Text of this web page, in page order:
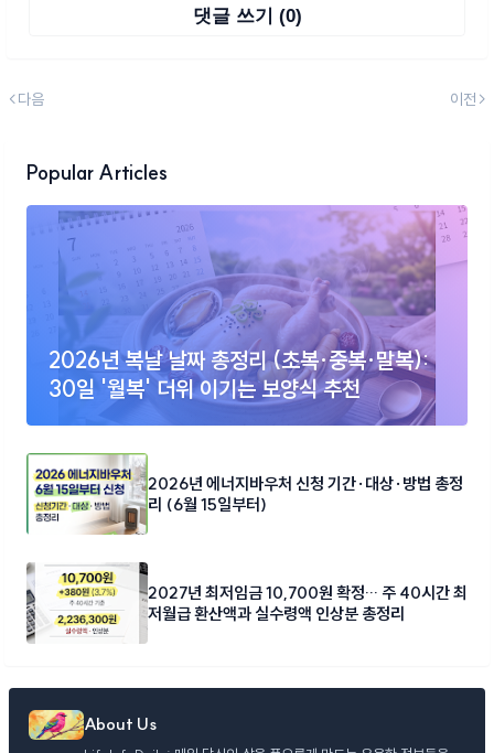
댓글 쓰기 (0)
다음 이전
Popular Articles
2026년 복날 날짜 총정리 (초복·중복·말복):
30일 '월복' 더위 이기는 보양식 추천
2026년 에너지바우처 신청 기간·대상·방법 총정
리 (6월 15일부터)
2027년 최저임금 10,700원 확정… 주 40시간 최
저월급 환산액과 실수령액 인상분 총정리
About Us